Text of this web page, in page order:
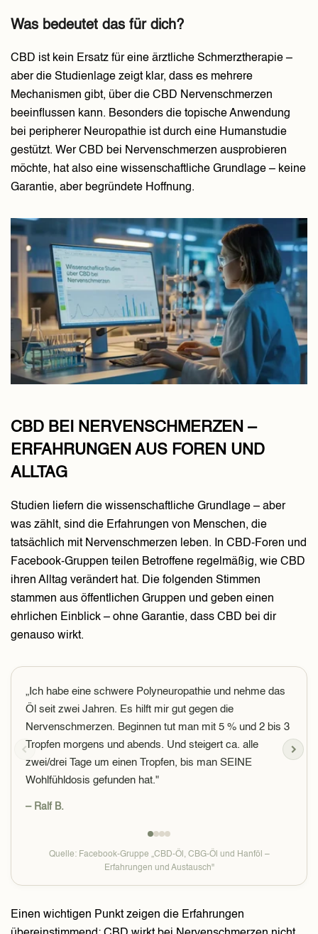
Was bedeutet das für dich?
CBD ist kein Ersatz für eine ärztliche Schmerztherapie –
aber die Studienlage zeigt klar, dass es mehrere
Mechanismen gibt, über die CBD Nervenschmerzen
beeinflussen kann. Besonders die topische Anwendung
bei peripherer Neuropathie ist durch eine Humanstudie
gestützt. Wer CBD bei Nervenschmerzen ausprobieren
möchte, hat also eine wissenschaftliche Grundlage – keine
Garantie, aber begründete Hoffnung.
CBD BEI NERVENSCHMERZEN –
ERFAHRUNGEN AUS FOREN UND
ALLTAG
Studien liefern die wissenschaftliche Grundlage – aber
was zählt, sind die Erfahrungen von Menschen, die
tatsächlich mit Nervenschmerzen leben. In CBD-Foren und
Facebook-Gruppen teilen Betroffene regelmäßig, wie CBD
ihren Alltag verändert hat. Die folgenden Stimmen
stammen aus öffentlichen Gruppen und geben einen
ehrlichen Einblick – ohne Garantie, dass CBD bei dir
genauso wirkt.
„Ich habe eine schwere Polyneuropathie und nehme das
Öl seit zwei Jahren. Es hilft mir gut gegen die
Nervenschmerzen. Beginnen tut man mit 5 % und 2 bis 3
Tropfen morgens und abends. Und steigert ca. alle
zwei/drei Tage um einen Tropfen, bis man SEINE
Wohlfühldosis gefunden hat."
– Ralf B.
Quelle: Facebook-Gruppe „CBD-Öl, CBG-Öl und Hanföl –
Erfahrungen und Austausch"
Einen wichtigen Punkt zeigen die Erfahrungen